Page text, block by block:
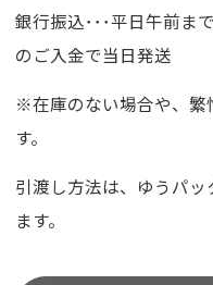
銀行振込･･･平日午前ま
のご入金で当日発送
※在庫のない場合や、繁
す。
引渡し方法は、ゆうパ
ます。